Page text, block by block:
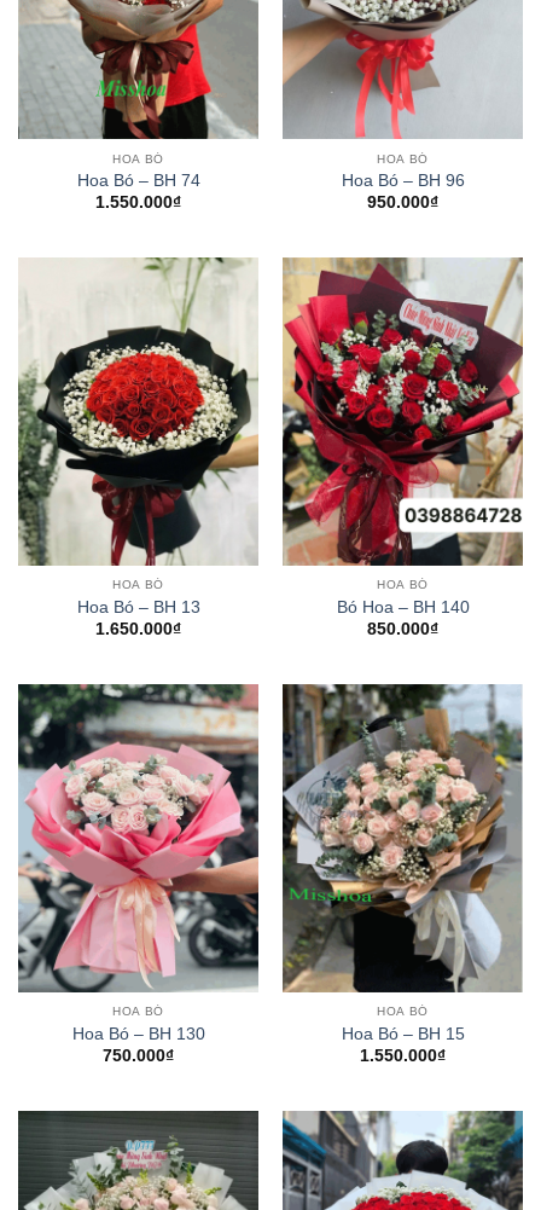
HOA BÓ
Hoa Bó – BH 74
1.550.000₫
HOA BÓ
Hoa Bó – BH 96
950.000₫
HOA BÓ
Hoa Bó – BH 13
1.650.000₫
HOA BÓ
Bó Hoa – BH 140
850.000₫
HOA BÓ
Hoa Bó – BH 130
750.000₫
HOA BÓ
Hoa Bó – BH 15
1.550.000₫